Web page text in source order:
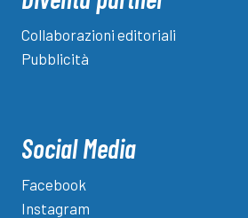
Collaborazioni editoriali
Pubblicità
Social Media
Facebook
Instagram